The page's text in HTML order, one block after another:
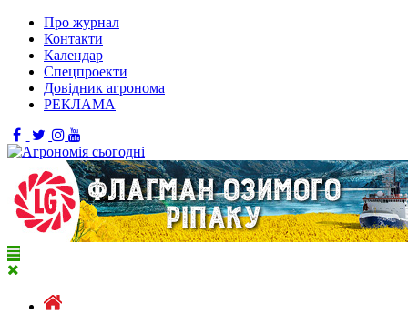
Про журнал
Контакти
Календар
Спецпроекти
Довідник агронома
РЕКЛАМА